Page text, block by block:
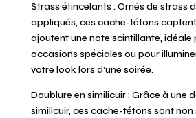
Strass étincelants : Ornés de strass
appliqués, ces cache-tétons
ajoutent une note scintillante, idéale
occasions spéciales ou pour
votre look lors d’une soirée.
Doublure en similicuir : Grâce à une
similicuir, ces cache-tétons sont non